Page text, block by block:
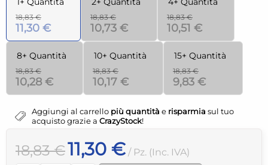
18,83 €
11,30 €
18,83 €
10,73 €
18,83 €
10,51 €
8+ Quantità
18,83 €
10,28 €
10+ Quantità
18,83 €
10,17 €
15+ Quantità
18,83 €
9,83 €
Aggiungi al carrello più quantità e risparmia sul tuo
acquisto grazie a CrazyStock!
18,83 €11,30 € / Pz. (Inc. IVA)